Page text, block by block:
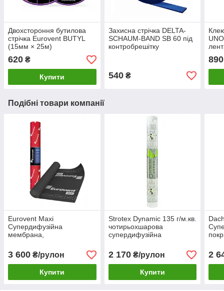
Двохстороння бутилова
стрічка Eurovent BUTYL
(15мм × 25м)
620 ₴
Купити
Захисна стрічка DELTA-
SCHAUM-BAND SB 60 під
контробрешітку
540₴
890
Подібні товари компанії
Eurovent Maxi
Супердифузійна
мембрана,
мембрана Eurovent Maxi
3 600 ₴/рулон
Купити
Strotex Dynamic 135 г/м.кв.
чотирьохшарова
супердифузійна
Стротекс Динамік
2 170₴/рулон
Купити
2